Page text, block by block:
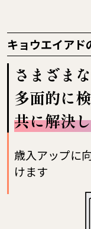
キョウエイアド
さまざま
多面的に
共に解決
歳入アップに
けます